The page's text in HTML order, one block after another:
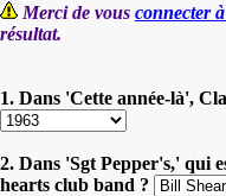
Merci de vous connecter
résultat.
1. Dans 'Cette année-là',
2. Dans 'Sgt Pepper's,' qui
hearts club band ?